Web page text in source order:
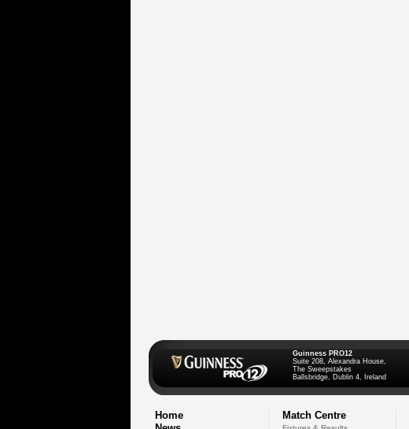
Guinness PRO12
Suite 208, Alexandra House,
The Sweepstakes
Ballsbridge, Dublin 4, Ireland
Home
Match Centre